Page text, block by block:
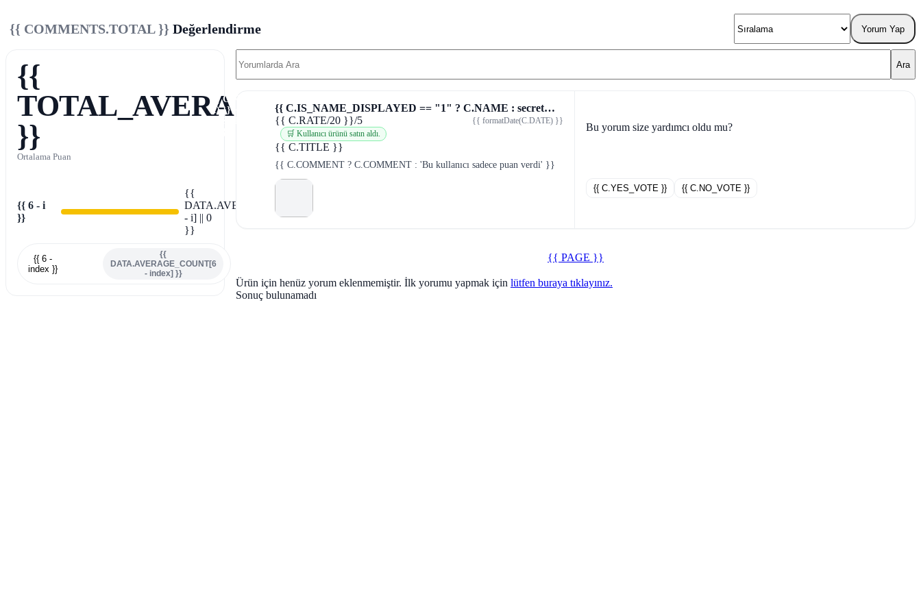
{{ COMMENTS.TOTAL }} Değerlendirme Yorum Yap
{{
TOTAL_AVERAGE
}}
Ortalama Puan
{{ 6 - i
}}
{{
DATA.AVERAGE_COUNT[6
- i] || 0
}}
{{ 6 -
index }}
{{
DATA.AVERAGE_COUNT[6
- index] }}
Ara
{{ C.NAME.SLICE(0,
1) }}{{
C.SURNAME.SLICE(0,
{{ C.IS_NAME_DISPLAYED == "1" ? C.NAME : secret(C.NAME) }} {{ secret(C.SURNAME) }}
{{ C.RATE/20 }}/5
{{ formatDate(C.DATE) }}
🛒 Kullanıcı ürünü satın aldı.
{{ C.TITLE }}
{{ C.COMMENT ? C.COMMENT : 'Bu kullanıcı sadece puan verdi' }}
Bu yorum size yardımcı oldu mu?
{{ C.YES_VOTE }} {{ C.NO_VOTE }}
{{ PAGE }}
Ürün için henüz yorum eklenmemiştir. İlk yorumu yapmak için lütfen buraya tıklayınız.
Sonuç bulunamadı